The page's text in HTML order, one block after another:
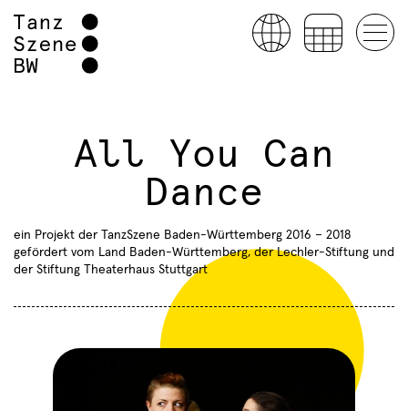
All You Can
Dance
ein Projekt der TanzSzene Baden-Württemberg 2016 – 2018
gefördert vom Land Baden-Württemberg, der Lechler-Stiftung und
der Stiftung Theaterhaus Stuttgart